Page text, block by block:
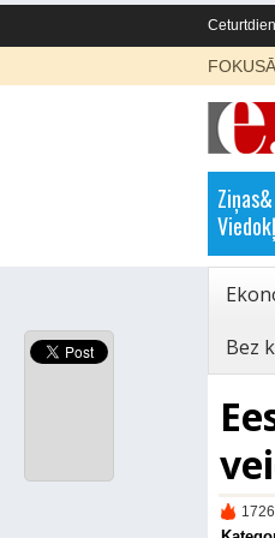
Ziņas&
Septiņos mēnešos Vivi vilcienos
pārvadāti 12 miljoni pasažieru; jūlijā
Tirdzniecība
Bez